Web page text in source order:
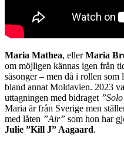
Maria Mathea, ellerMaria
om möjligen kännas igen från
säsonger – men då i rollen
bland annat Moldavien. 2023
uttagningen med bidraget
Maria är från Sverige men
med låten ”Air” som hon har
Julie ”Kill J” Aagaard.